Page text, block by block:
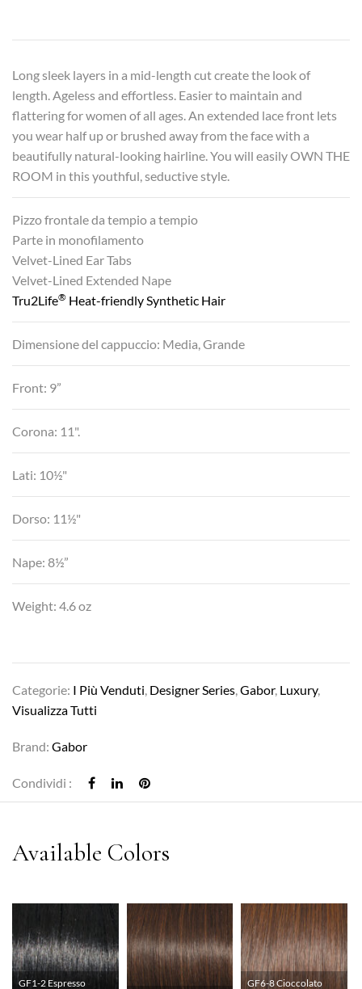
Long sleek layers in a mid-length cut create the look of
length. Ageless and effortless. Easier to maintain and
flattering for women of all ages. An extended lace front lets
you wear half up or brushed away from the face with a
beautifully natural-looking hairline. You will easily OWN THE
ROOM in this youthful, seductive style.
Pizzo frontale da tempio a tempio
Parte in monofilamento
Velvet-Lined Ear Tabs
Velvet-Lined Extended Nape
Tru2Life® Heat-friendly Synthetic Hair
Dimensione del cappuccio: Media, Grande
Front: 9”
Corona: 11".
Lati: 10½"
Dorso: 11½"
Nape: 8½”
Weight: 4.6 oz
Categorie: I Più Venduti, Designer Series,Gabor, Luxury,
Visualizza Tutti
Brand: Gabor
Condividi :
GF1-2 Espresso GF6-8 Cioccolato